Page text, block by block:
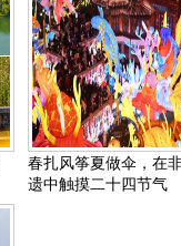
春扎风筝夏做伞，在
遗中触摸二十四节气